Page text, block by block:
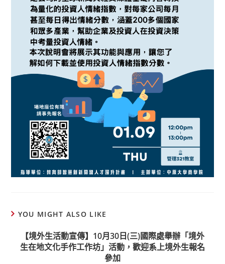
YOU MIGHT ALSO LIKE
【境外生活動宣傳】10月30日(三)國際處舉辦「境外
生在地文化手作工作坊」活動，歡迎系上境外生報名
參加